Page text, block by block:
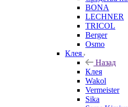
BONA
LECHNER
TRICOL
Berger
Osmo
Клея
Назад
Клея
Wakol
Vermeister
Sika